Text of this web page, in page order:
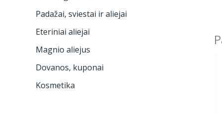
Padažai, sviestai ir aliejai
Eteriniai aliejai
Magnio aliejus
Dovanos, kuponai
Kosmetika